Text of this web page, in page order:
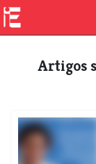
Artigos sobre Index Global Inovação